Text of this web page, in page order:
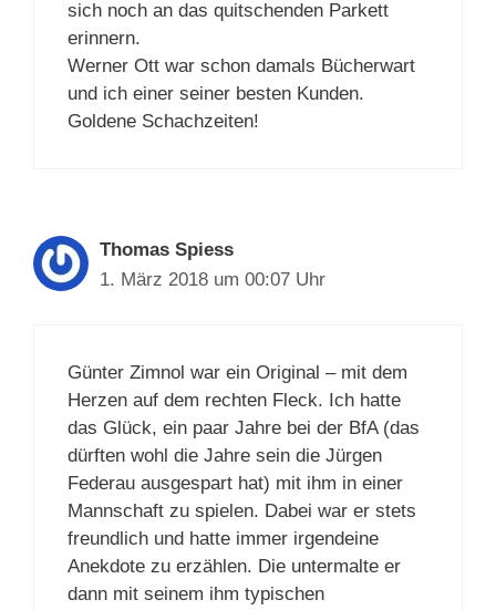
sich noch an das quitschenden Parkett
erinnern.
Werner Ott war schon damals Bücherwart
und ich einer seiner besten Kunden.
Goldene Schachzeiten!
Thomas Spiess
1. März 2018 um 00:07 Uhr
Günter Zimnol war ein Original – mit dem
Herzen auf dem rechten Fleck. Ich hatte
das Glück, ein paar Jahre bei der BfA (das
dürften wohl die Jahre sein die Jürgen
Federau ausgespart hat) mit ihm in einer
Mannschaft zu spielen. Dabei war er stets
freundlich und hatte immer irgendeine
Anekdote zu erzählen. Die untermalte er
dann mit seinem ihm typischen